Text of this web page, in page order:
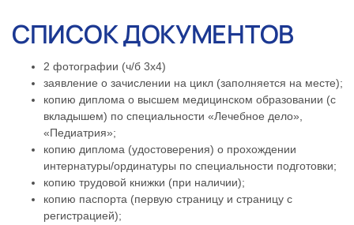
СПИСОК ДОКУМЕНТОВ
2 фотографии (ч/б 3х4)
заявление о зачислении на цикл (заполняется на месте);
копию диплома о высшем медицинском образовании (с
вкладышем) по специальности «Лечебное дело»,
«Педиатрия»;
копию диплома (удостоверения) о прохождении
интернатуры/ординатуры по специальности подготовки;
копию трудовой книжки (при наличии);
копию паспорта (первую страницу и страницу с
регистрацией);